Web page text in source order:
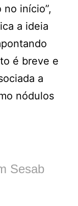
início”,
a ideia
é breve e
a
nódulos
Sesab